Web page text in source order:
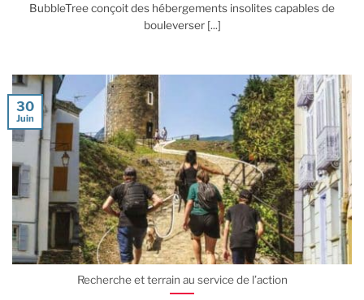
BubbleTree conçoit des hébergements insolites capables de
bouleverser [...]
Recherche et terrain au service de l’action
30
Juin